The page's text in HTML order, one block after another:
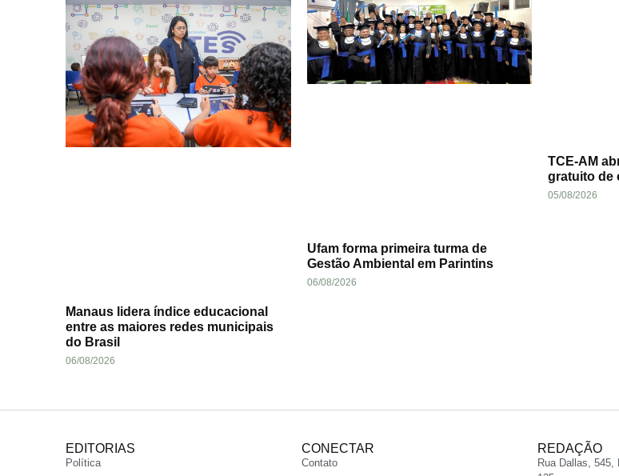
Manaus lidera índice educacional
entre as maiores redes municipais
do Brasil
06/08/2026
Ufam forma primeira turma de
Gestão Ambiental em Parintins
06/08/2026
TCE-AM
gratuito de
05/08/2026
EDITORIAS
Política
CONECTAR
Contato
REDAÇÃO
Rua Dallas, 545,